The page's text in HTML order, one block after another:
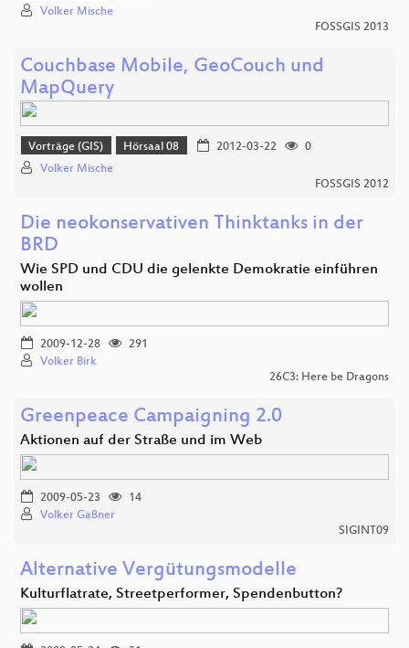
Volker Mische
FOSSGIS 2013
Couchbase Mobile, GeoCouch und
MapQuery
Vorträge (GIS) Hörsaal 08 2012-03-22
0
Volker Mische
FOSSGIS 2012
Die neokonservativen Thinktanks in der
BRD
Wie SPD und CDU die gelenkte Demokratie einführen
wollen
2009-12-28
291
Volker Birk
26C3: Here be Dragons
Greenpeace Campaigning 2.0
Aktionen auf der Straße und im Web
2009-05-23
14
Volker Gaßner
SIGINT09
Alternative Vergütungsmodelle
Kulturflatrate, Streetperformer, Spendenbutton?